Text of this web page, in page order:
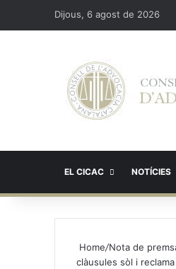
Dijous, 6 agost de 2026
EL CICAC NOTÍCIES
Home/Nota de
clàusules sòl i